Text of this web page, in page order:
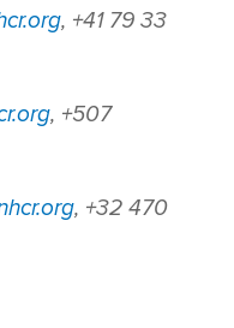
, +41 79 33
, +507
, +32 470